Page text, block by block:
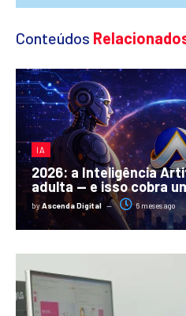
Conteúdos
IA
2026: a Inteligência
adulta — e isso cobra
byAscenda Digital 6 meses ago